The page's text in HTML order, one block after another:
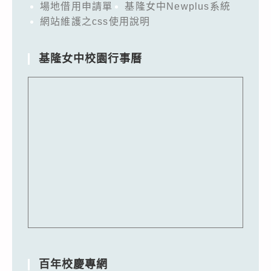
場地借用申請單
基隆女中Newplus系統
網站維護之css使用說明
基隆女中校園行事曆
百年校慶專網